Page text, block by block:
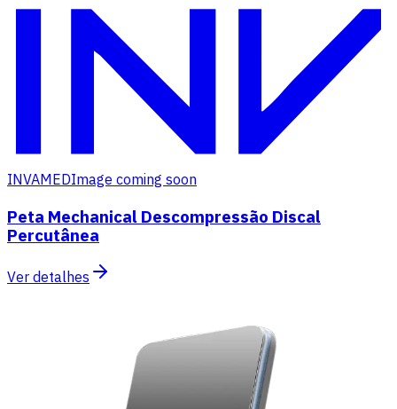
INVAMEDImage coming soon
Peta Mechanical Descompressão Discal
Percutânea
Ver detalhes